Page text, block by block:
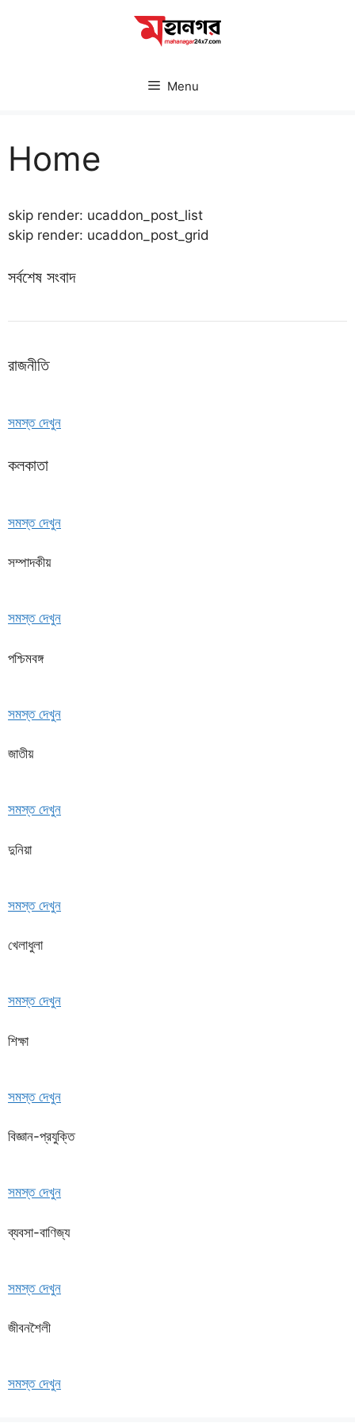
Menu
Home
skip render: ucaddon_post_list
skip render: ucaddon_post_grid
সর্বশেষ সংবাদ
রাজনীতি
সমস্ত দেখুন
কলকাতা
সমস্ত দেখুন
সম্পাদকীয়
সমস্ত দেখুন
পশ্চিমবঙ্গ
সমস্ত দেখুন
জাতীয়
সমস্ত দেখুন
দুনিয়া
সমস্ত দেখুন
খেলাধুলা
সমস্ত দেখুন
শিক্ষা
সমস্ত দেখুন
বিজ্ঞান-প্রযুক্তি
সমস্ত দেখুন
ব্যবসা-বাণিজ্য
সমস্ত দেখুন
জীবনশৈলী
সমস্ত দেখুন